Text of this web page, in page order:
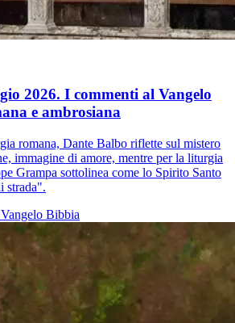
2026. I commenti al Vangelo
e ambrosiana
romana, Dante Balbo riflette sul mistero
immagine di amore, mentre per la liturgia
Grampa sottolinea come lo Spirito Santo
strada".
Bibbia